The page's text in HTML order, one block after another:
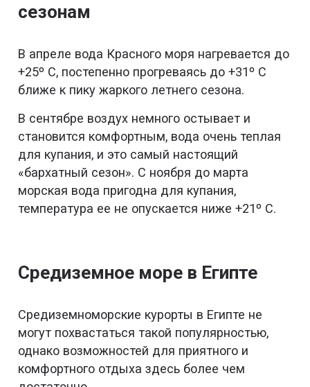
сезонам
В апреле вода Красного моря нагревается до
+25º С, постепенно прогреваясь до +31º С
ближе к пику жаркого летнего сезона.
В сентябре воздух немного остывает и
становится комфортным, вода очень теплая
для купания, и это самый настоящий
«бархатный сезон». С ноября до марта
морская вода пригодна для купания,
температура ее не опускается ниже +21º С.
Средиземное море в Египте
Средиземноморские курорты в Египте не
могут похвастаться такой популярностью,
однако возможностей для приятного и
комфортного отдыха здесь более чем